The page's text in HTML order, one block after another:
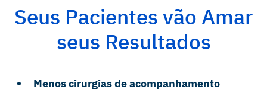
Seus Pacientes vão Amar
seus Resultados
Menos cirurgias de acompanhamento